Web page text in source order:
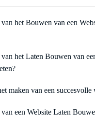
het Bouwen van een
het Laten Bouwen van
maken van een succesvolle
een Website Laten